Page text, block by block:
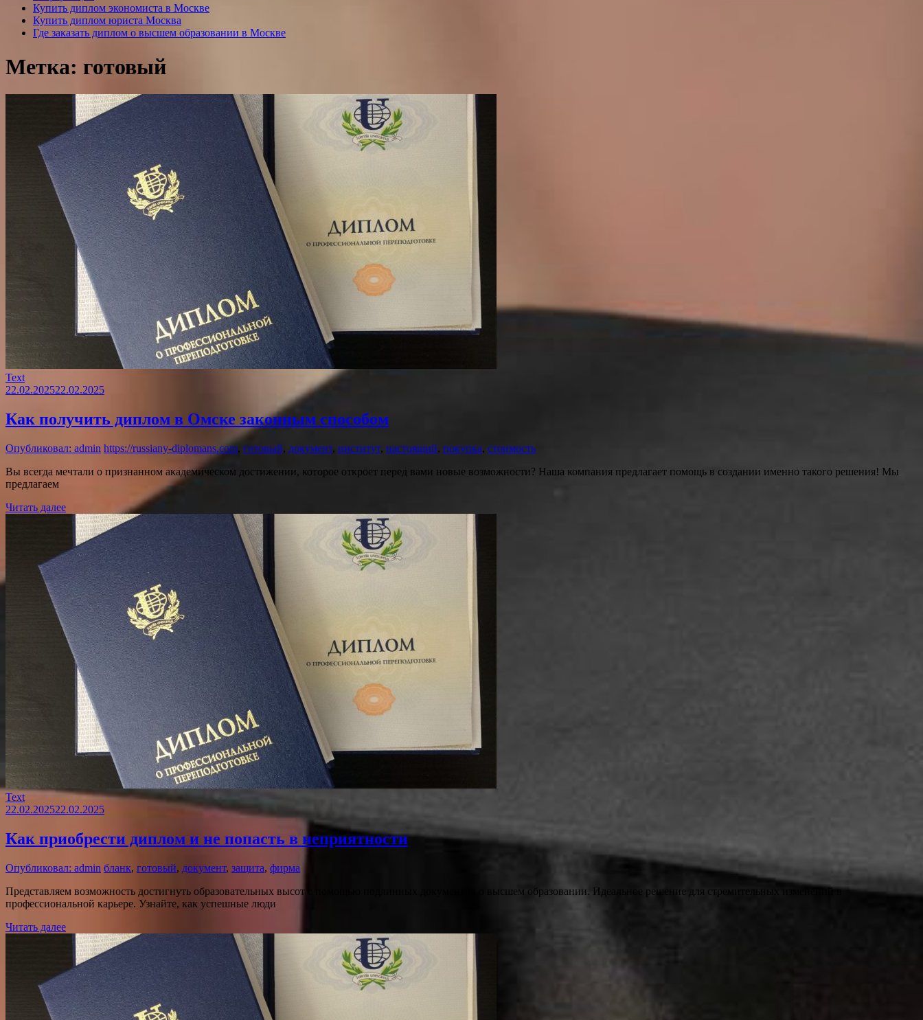
Купить диплом экономиста в Москве
Купить диплом юриста Москва
Где заказать диплом о высшем образовании в Москве
Метка: готовый
Text
22.02.202522.02.2025
Как получить диплом в Омске законным способом
Опубликовал: admin https://russiany-diplomans.com, готовый, документ, институт, настоящий, покупка, стоимость
Вы всегда мечтали о признанном академическом достижении, которое откроет перед вами новые возможности? Наша компания предлагает помощь в создании именно такого решения! Мы
предлагаем
Читать далее
Text
22.02.202522.02.2025
Как приобрести диплом и не попасть в неприятности
Опубликовал: admin бланк, готовый, документ, защита, фирма
Представляем возможность достигнуть образовательных высот с помощью подлинных документов о высшем образовании. Идеальное решение для стремительных изменений в
профессиональной карьере. Узнайте, как успешные люди
Читать далее